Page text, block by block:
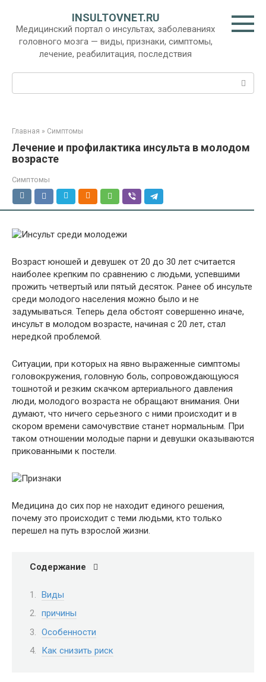
контенту
INSULTOVNET.RU
Медицинский портал о инсультах, заболеваниях
головного мозга — виды, признаки, симптомы,
лечение, реабилитация, последствия
Главная » Симптомы
Лечение и профилактика инсульта в молодом
возрасте
Симптомы
Возраст юношей и девушек от 20 до 30 лет считается
наиболее крепким по сравнению с людьми, успевшими
прожить четвертый или пятый десяток. Ранее об инсульте
среди молодого населения можно было и не
задумываться. Теперь дела обстоят совершенно иначе,
инсульт в молодом возрасте, начиная с 20 лет, стал
нередкой проблемой.
Ситуации, при которых на явно выраженные симптомы
головокружения, головную боль, сопровождающуюся
тошнотой и резким скачком артериального давления
люди, молодого возраста не обращают внимания. Они
думают, что ничего серьезного с ними происходит и в
скором времени самочувствие станет нормальным. При
таком отношении молодые парни и девушки оказываются
прикованными к постели.
Медицина до сих пор не находит единого решения,
почему это происходит с теми людьми, кто только
перешел на путь взрослой жизни.
Содержание
Виды
причины
Особенности
Как снизить риск